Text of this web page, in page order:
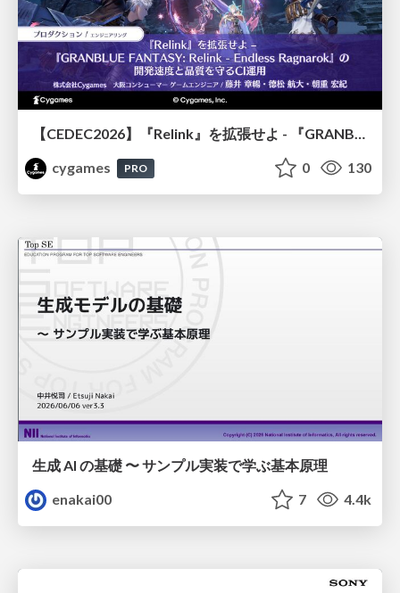
【CEDEC2026】『Relink』を拡張せよ - 『GRANBLUE FANTASY: Relink - Endless Ragnarok』の開発速度と品質を守るCI運用
cygames
PRO 0 130
生成 AI の基礎 〜 サンプル実装で学ぶ基本原理
enakai00
7 4.4k